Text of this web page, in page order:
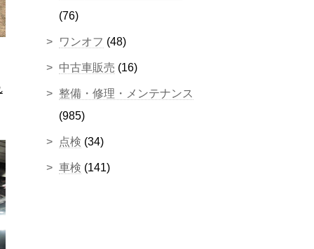
(76)
ワンオフ (48)
中古車販売 (16)
整備・修理・メンテナンス
(985)
点検 (34)
車検 (141)